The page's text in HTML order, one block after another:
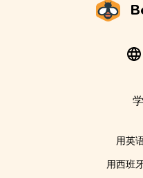
用英
用西班